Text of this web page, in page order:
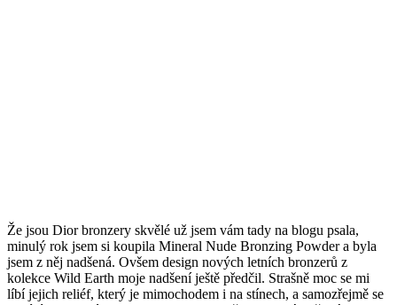
Že jsou Dior bronzery skvělé už jsem vám tady na blogu psala,
minulý rok jsem si koupila Mineral Nude Bronzing Powder a byla
jsem z něj nadšená. Ovšem design nových letních bronzerů z
kolekce Wild Earth moje nadšení ještě předčil. Strašně moc se mi
líbí jejich reliéf, který je mimochodem i na stínech, a samozřejmě se